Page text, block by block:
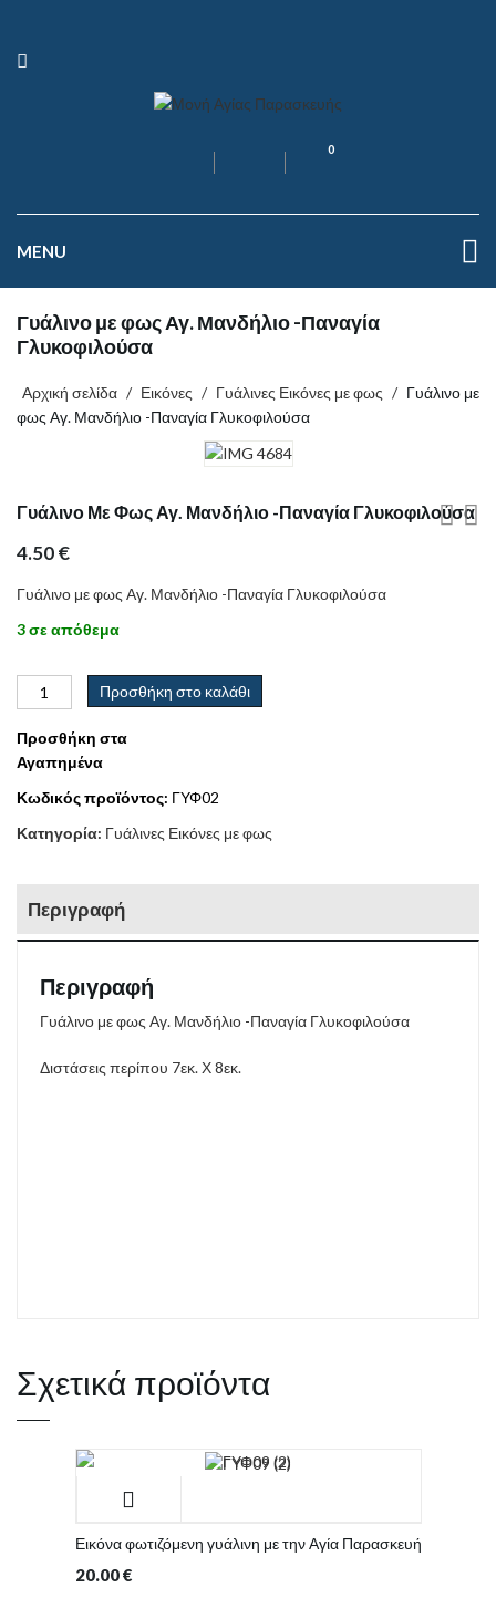
0
MENU
Γυάλινο με φως Αγ. Μανδήλιο -Παναγία
Γλυκοφιλούσα
Αρχική σελίδα / Εικόνες / Γυάλινες Εικόνες με φως / Γυάλινο με
φως Αγ. Μανδήλιο -Παναγία Γλυκοφιλούσα
Γυάλινο Με Φως Αγ. Μανδήλιο -Παναγία Γλυκοφιλούσα
4.50€
Γυάλινο με φως Αγ. Μανδήλιο -Παναγία Γλυκοφιλούσα
3 σε απόθεμα
Προσθήκη στο καλάθι
Προσθήκη στα
Αγαπημένα
Κωδικός προϊόντος: ΓΥΦ02
Κατηγορία: Γυάλινες Εικόνες με φως
Περιγραφή
Περιγραφή
Γυάλινο με φως Αγ. Μανδήλιο -Παναγία Γλυκοφιλούσα
Διστάσεις περίπου 7εκ. Χ 8εκ.
Σχετικά προϊόντα
Εικόνα φωτιζόμενη γυάλινη με την Αγία Παρασκευή
20.00€